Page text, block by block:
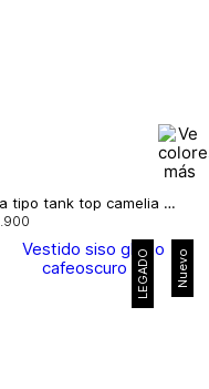
Blusa tipo tank top camelia bordada
.900
Nuevo
LEGADO